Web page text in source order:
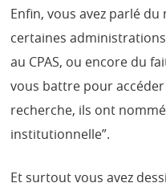
Enfin, vous avez parlé
certaines
au CPAS, ou encore du
vous battre pour
recherche, ils ont
institutionnelle”.
Et surtout vous avez